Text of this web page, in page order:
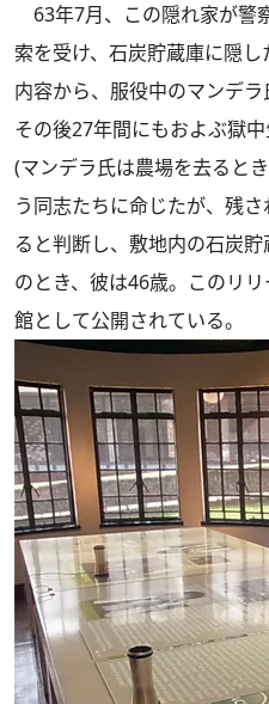
63年7月、この隠れ家が警
索を受け、石炭貯蔵庫に隠
内容から、服役中のマンデラ
その後27年間にもおよぶ獄
(マンデラ氏は農場を去ると
う同志たちに命じたが、残
ると判断し、敷地内の石炭
のとき、彼は46歳。このリ
館として公開されている。